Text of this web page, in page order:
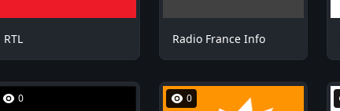
RTL Radio France Info
0 0